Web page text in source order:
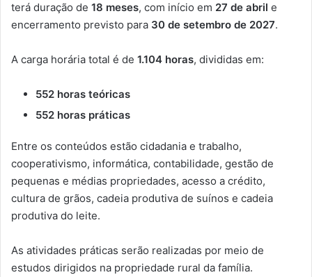
terá duração de 18 meses, com início em 27 de abril e
encerramento previsto para 30 de setembro de 2027.
A carga horária total é de 1.104 horas, divididas em:
552 horas teóricas
552 horas práticas
Entre os conteúdos estão cidadania e trabalho,
cooperativismo, informática, contabilidade, gestão de
pequenas e médias propriedades, acesso a crédito,
cultura de grãos, cadeia produtiva de suínos e cadeia
produtiva do leite.
As atividades práticas serão realizadas por meio de
estudos dirigidos na propriedade rural da família.